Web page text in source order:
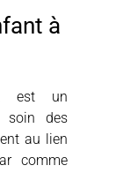
à
est un
soin des
au lien
comme